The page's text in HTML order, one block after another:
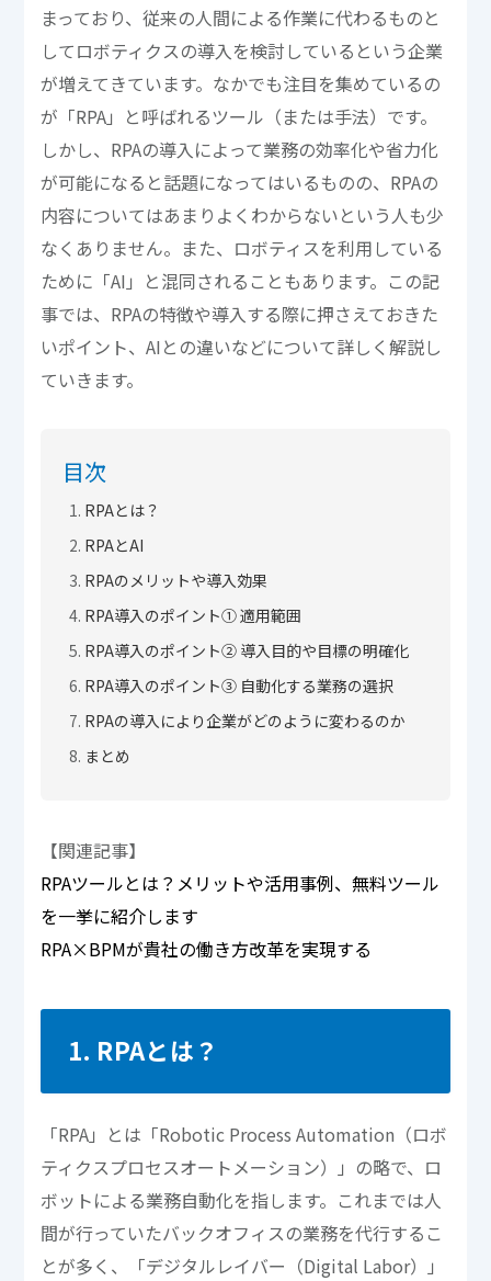
まっており、従来の人間による作業に代わるものと
してロボティクスの導入を検討しているという企業
が増えてきています。なかでも注目を集めているの
が「RPA」と呼ばれるツール（または手法）です。
しかし、RPAの導入によって業務の効率化や省力化
が可能になると話題になってはいるものの、RPAの
内容についてはあまりよくわからないという人も少
なくありません。また、ロボティスを利用している
ために「AI」と混同されることもあります。この記
事では、RPAの特徴や導入する際に押さえておきた
いポイント、AIとの違いなどについて詳しく解説し
ていきます。
目次
RPAとは？
RPAとAI
RPAのメリットや導入効果
RPA導入のポイント① 適用範囲
RPA導入のポイント② 導入目的や目標の明確化
RPA導入のポイント③ 自動化する業務の選択
RPAの導入により企業がどのように変わるのか
まとめ
【関連記事】
RPAツールとは？メリットや活用事例、無料ツール
を一挙に紹介します
RPA×BPMが貴社の働き方改革を実現する
1. RPAとは？
「RPA」とは「Robotic Process Automation（ロボ
ティクスプロセスオートメーション）」の略で、ロ
ボットによる業務自動化を指します。これまでは人
間が行っていたバックオフィスの業務を代行するこ
とが多く、「デジタルレイバー（Digital Labor）」